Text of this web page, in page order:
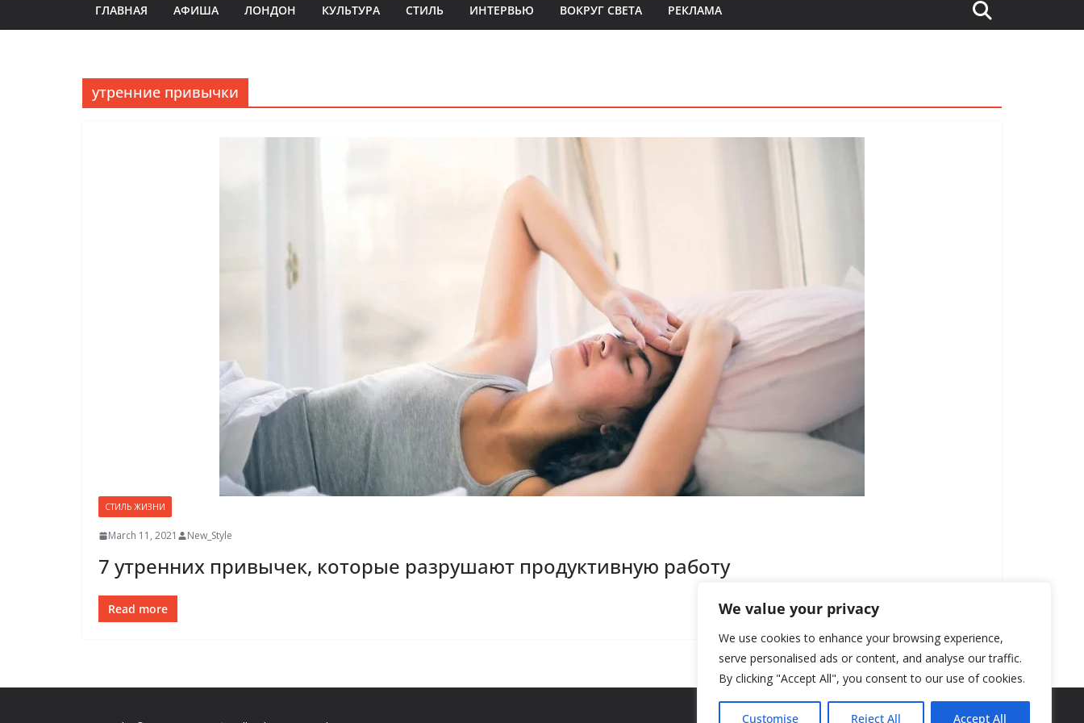
We value your privacy
We use cookies to enhance your browsing experience,
serve personalised ads or content, and analyse our traffic.
By clicking "Accept All", you consent to our use of cookies.
Customise Reject All Accept All
ГЛАВНАЯ АФИША ЛОНДОН КУЛЬТУРА СТИЛЬ ИНТЕРВЬЮ ВОКРУГ СВЕТА РЕКЛАМА
утренние привычки
СТИЛЬ ЖИЗНИ
March 11, 2021 New_Style
7 утренних привычек, которые разрушают продуктивную работу
Read more